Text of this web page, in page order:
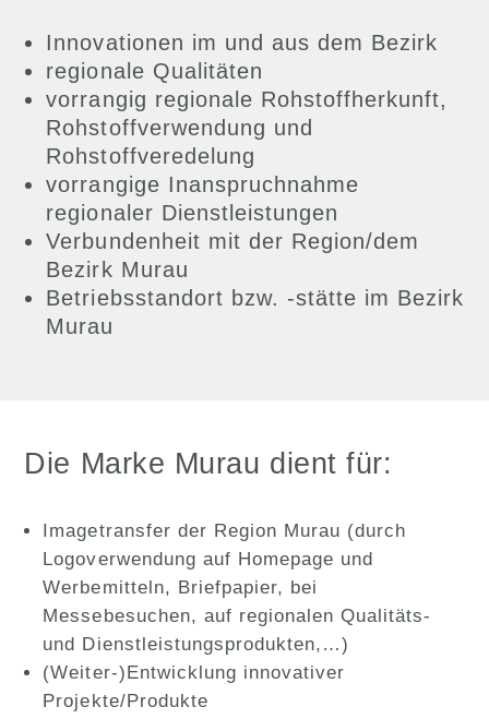
Innovationen im und aus dem Bezirk
regionale Qualitäten
vorrangig regionale Rohstoffherkunft,
Rohstoffverwendung und
Rohstoffveredelung
vorrangige Inanspruchnahme
regionaler Dienstleistungen
Verbundenheit mit der Region/dem
Bezirk Murau
Betriebsstandort bzw. -stätte im Bezirk
Murau
Die Marke Murau dient für:
Imagetransfer der Region Murau (durch
Logoverwendung auf Homepage und
Werbemitteln, Briefpapier, bei
Messebesuchen, auf regionalen Qualitäts-
und Dienstleistungsprodukten,…)
(Weiter-)Entwicklung innovativer
Projekte/Produkte